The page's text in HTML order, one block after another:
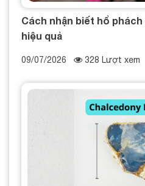
Cách nhận biết hổ
hiệu quả
09/07/2026 328 Lượt xem